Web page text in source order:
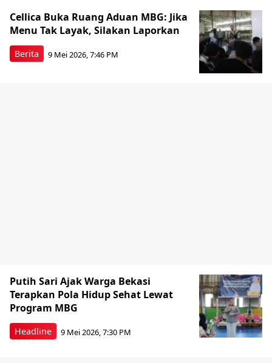
Berita
Cellica Buka Ruang Aduan MBG: Jika
Menu Tak Layak, Silakan Laporkan
9 Mei 2026, 7:46 PM
Headline
Putih Sari Ajak Warga Bekasi
Terapkan Pola Hidup Sehat Lewat
Program MBG
9 Mei 2026, 7:30 PM